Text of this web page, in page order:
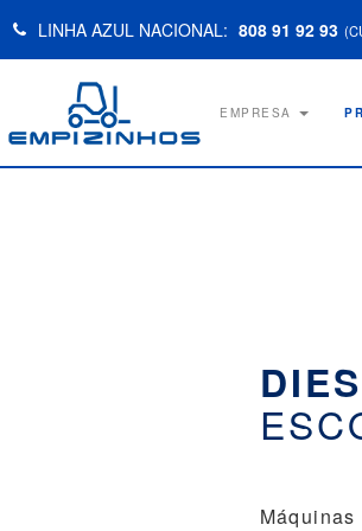
LINHA AZUL NACIONAL: 808 91 92 93
EMPRESA